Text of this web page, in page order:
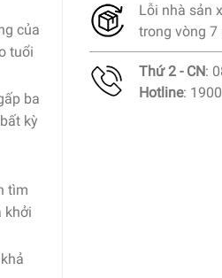
của
tuổi
ba
kỳ
tìm
khởi
Lỗi nhà sản
trong vòng 7
Thứ 2 - CN:
Hotline: